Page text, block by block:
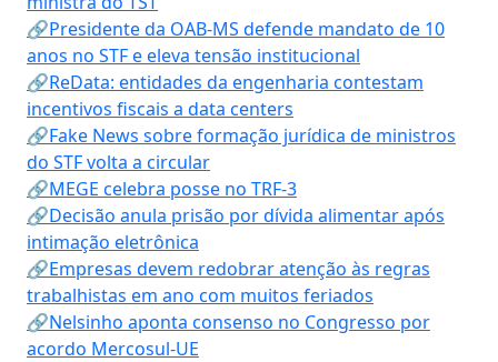
🔗Presidente da OAB-MS defende mandato de 10
anos no STF e eleva tensão institucional
🔗ReData: entidades da engenharia contestam
incentivos fiscais a data centers
🔗Fake News sobre formação jurídica de ministros
do STF volta a circular
🔗MEGE celebra posse no TRF-3
🔗Decisão anula prisão por dívida alimentar após
intimação eletrônica
🔗Empresas devem redobrar atenção às regras
trabalhistas em ano com muitos feriados
🔗Nelsinho aponta consenso no Congresso por
acordo Mercosul-UE